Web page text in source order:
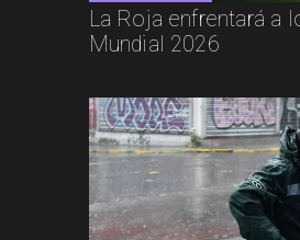
La Roja enfrentará a
Mundial 2026